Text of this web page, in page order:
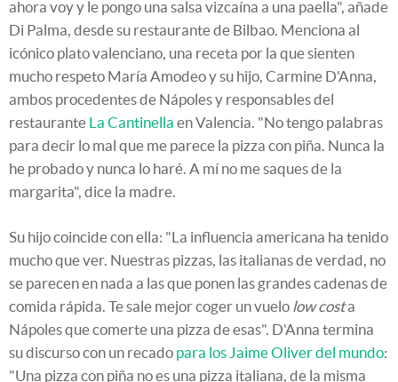
ahora voy y le pongo una salsa vizcaína a una paella", añade
Di Palma, desde su restaurante de Bilbao. Menciona al
icónico plato valenciano, una receta por la que sienten
mucho respeto María Amodeo y su hijo, Carmine D'Anna,
ambos procedentes de Nápoles y responsables del
restaurante La Cantinella en Valencia. "No tengo palabras
para decir lo mal que me parece la pizza con piña. Nunca la
he probado y nunca lo haré. A mí no me saques de la
margarita", dice la madre.
Su hijo coincide con ella: "La influencia americana ha tenido
mucho que ver. Nuestras pizzas, las italianas de verdad, no
se parecen en nada a las que ponen las grandes cadenas de
comida rápida. Te sale mejor coger un vuelo low costa
Nápoles que comerte una pizza de esas". D'Anna termina
su discurso con un recado para los Jaime Oliver del mundo:
"Una pizza con piña no es una pizza italiana, de la misma